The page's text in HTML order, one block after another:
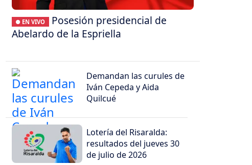
● EN VIVO
Posesión presidencial de
Abelardo de la Espriella
Demandan las curules de
Iván Cepeda y Aida
Quilcué
Lotería del Risaralda:
resultados del jueves 30
de julio de 2026